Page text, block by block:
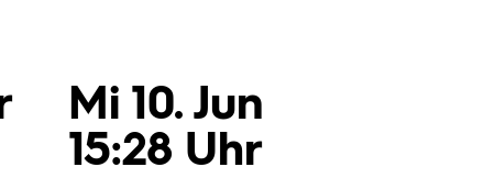
Mi 10. Jun
15:28 Uhr